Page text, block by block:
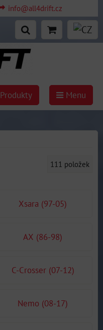
info@all4drift.cz
Produkty Menu
111 položek
Xsara (97-05)
AX (86-98)
C-Crosser (07-12)
Nemo (08-17)